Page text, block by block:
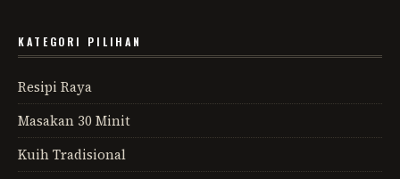
KATEGORI PILIHAN
Resipi Raya
Masakan 30 Minit
Kuih Tradisional